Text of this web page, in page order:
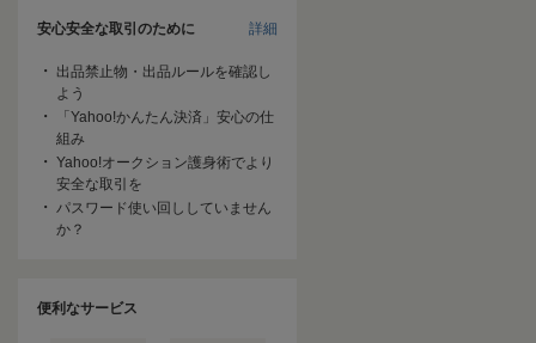
安心安全な取引のために 詳細
出品禁止物・出品ルールを確認し
よう
「Yahoo!かんたん決済」安心の仕
組み
Yahoo!オークション護身術でより
安全な取引を
パスワード使い回ししていません
か？
便利なサービス